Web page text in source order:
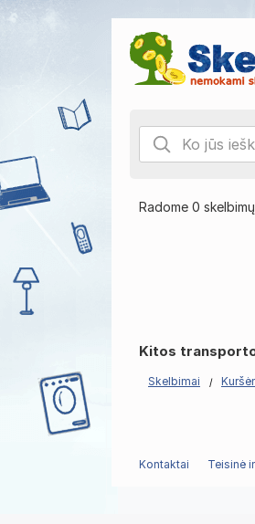
Radome 0 skelbimų
Kitos
Skelbimai
Kontaktai Teisinė